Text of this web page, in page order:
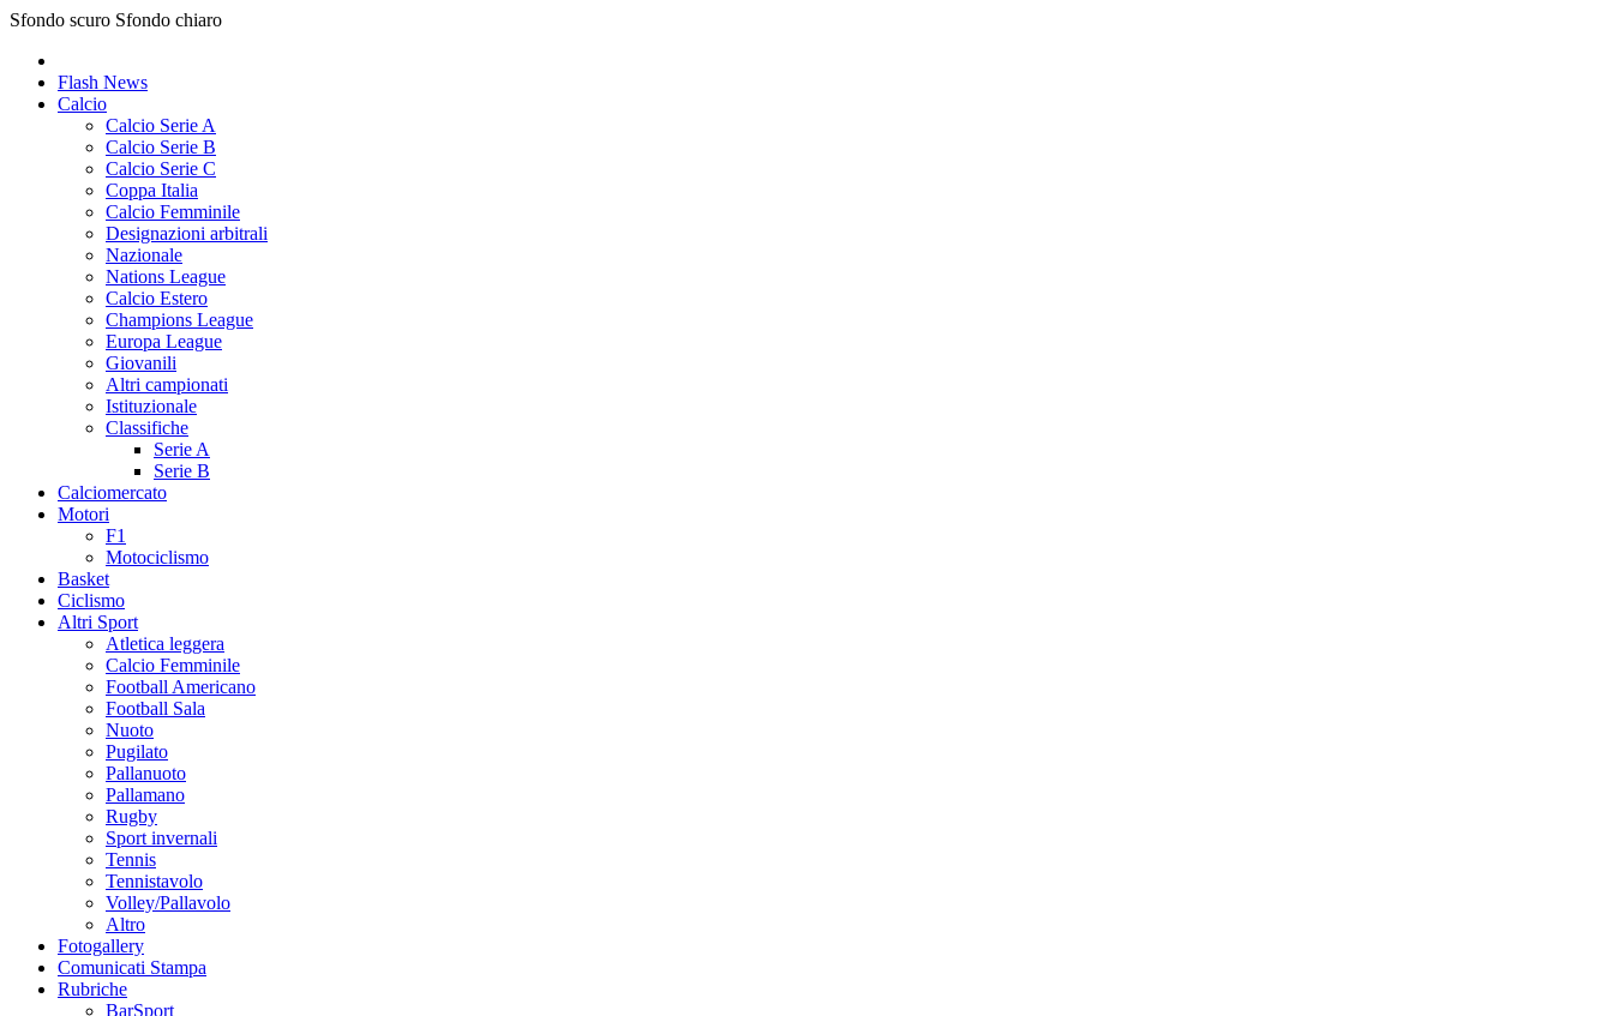
Sfondo scuro Sfondo chiaro
Flash News
Calcio
Calcio Serie A
Calcio Serie B
Calcio Serie C
Coppa Italia
Calcio Femminile
Designazioni arbitrali
Nazionale
Nations League
Calcio Estero
Champions League
Europa League
Giovanili
Altri campionati
Istituzionale
Classifiche
Serie A
Serie B
Calciomercato
Motori
F1
Motociclismo
Basket
Ciclismo
Altri Sport
Atletica leggera
Calcio Femminile
Football Americano
Football Sala
Nuoto
Pugilato
Pallanuoto
Pallamano
Rugby
Sport invernali
Tennis
Tennistavolo
Volley/Pallavolo
Altro
Fotogallery
Comunicati Stampa
Rubriche
BarSport